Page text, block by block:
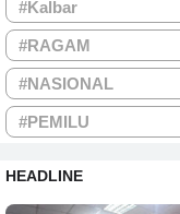
#Kalbar
#RAGAM
#NASIONAL
#PEMILU
HEADLINE